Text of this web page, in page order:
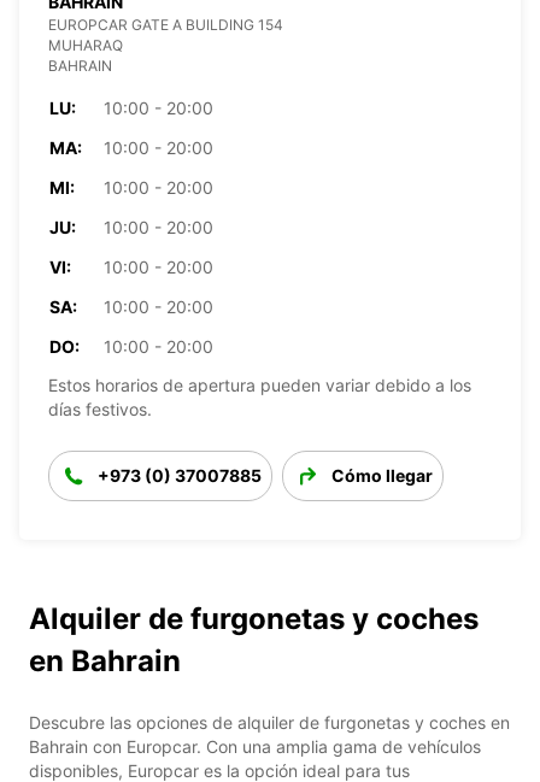
EUROPCAR GATE A BUILDING 154
MUHARAQ
BAHRAIN
LU:
10:00 - 20:00
MA:
10:00 - 20:00
MI:
10:00 - 20:00
JU:
10:00 - 20:00
VI:
10:00 - 20:00
SA:
10:00 - 20:00
DO:
10:00 - 20:00
Estos horarios de apertura pueden variar debido a los
días festivos.
+973 (0) 37007885 Cómo llegar
Alquiler de furgonetas y coches
en Bahrain
Descubre las opciones de alquiler de furgonetas y coches en
Bahrain con Europcar. Con una amplia gama de vehículos
disponibles, Europcar es la opción ideal para tus